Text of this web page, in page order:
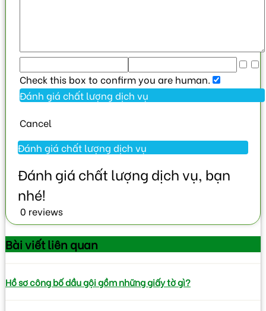
Check this box to confirm you are human.
Cancel
0 reviews
Bài viếtliên quan
Hồ sơ công bố dầu gội gồm những giấy tờ gì?